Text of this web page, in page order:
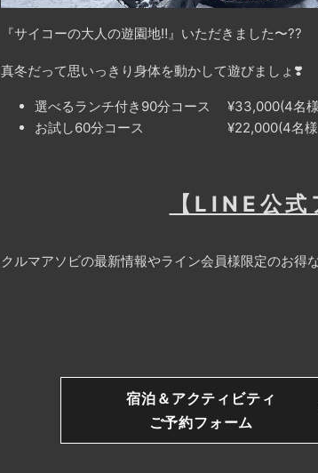
『サイコーの大人の遊園地‼️』いただきました〜??
真冬だって思いっきり身体を動かして遊びましょ❣️
選べるランチ付き90分コース ¥33,000(4名
お試し60分コース ¥22,000(4名様
【LINE公
クルマアソビの最新情報やライン会員様限定のお
宿泊＆アクティビティ
ご予約フォーム